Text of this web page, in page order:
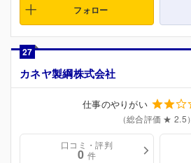
フォロー
27
カネヤ製綱株式会社
仕事のやりがい
（総合評価 ★ 2.5）
口コミ・評判
0 件